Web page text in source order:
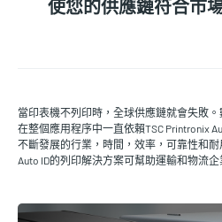
使您的供應鏈符合市
當印表機不列印時，全球供應鏈就會失敗
在整個應用程序中一直依賴TSC Printronix
不斷發展的行業，時間，效率，可靠性和耐
Auto ID的列印解決方案可幫助運輸和物流